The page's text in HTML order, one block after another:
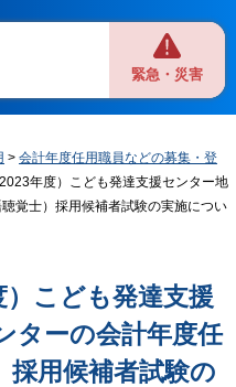
緊急・災害
>会計年度任用職員などの募集・登
年度）こども発達支援センター地
覚士）採用候補者試験の実施につい
こども発達支援
ターの会計年度任
採用候補者試験の